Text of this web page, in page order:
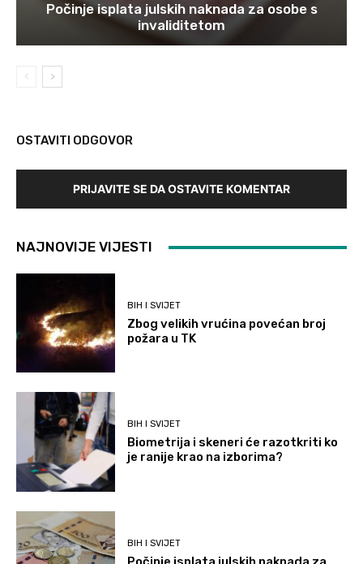
Počinje isplata julskih naknada za osobe s
invaliditetom
OSTAVITI ODGOVOR
PRIJAVITE SE DA OSTAVITE KOMENTAR
NAJNOVIJE VIJESTI
BIH I SVIJET
Zbog velikih vrućina povećan broj
požara u TK
BIH I SVIJET
Biometrija i skeneri će razotkriti ko
je ranije krao na izborima?
BIH I SVIJET